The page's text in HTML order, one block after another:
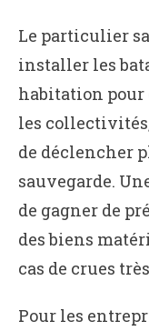
Le particulier
installer les
habitation pour
les
de déclencher
sauvegarde.
de gagner de
des biens
cas de crues
Pour les